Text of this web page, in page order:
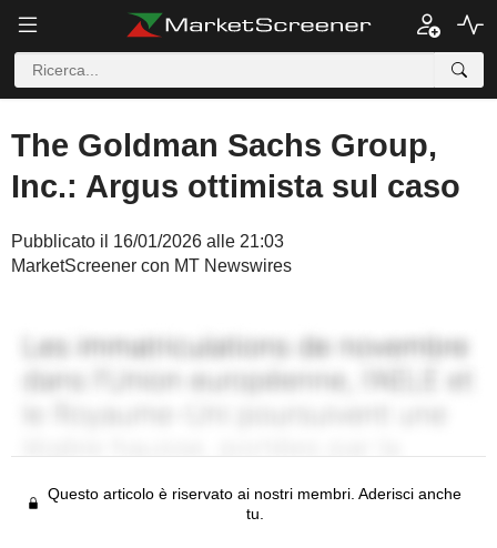
The Goldman Sachs Group,
Inc.: Argus ottimista sul caso
Pubblicato il 16/01/2026 alle 21:03
MarketScreener con MT Newswires
Questo articolo è riservato ai nostri membri. Aderisci anche
tu.